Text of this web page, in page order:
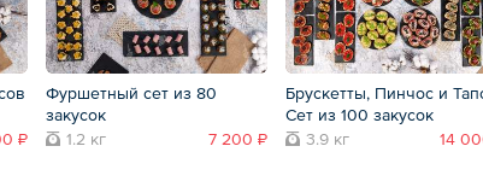
₽
Фуршетный сет из 80
закусок
1.2 кг
7 200 ₽
Брускетты, Пинчос и
Сет из 100 закусок
3.9 кг
14